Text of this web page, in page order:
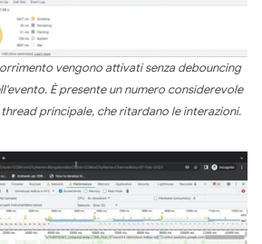
vengono attivati senza debouncing
È presente un numero considerevole
principale, che ritardano le interazioni.